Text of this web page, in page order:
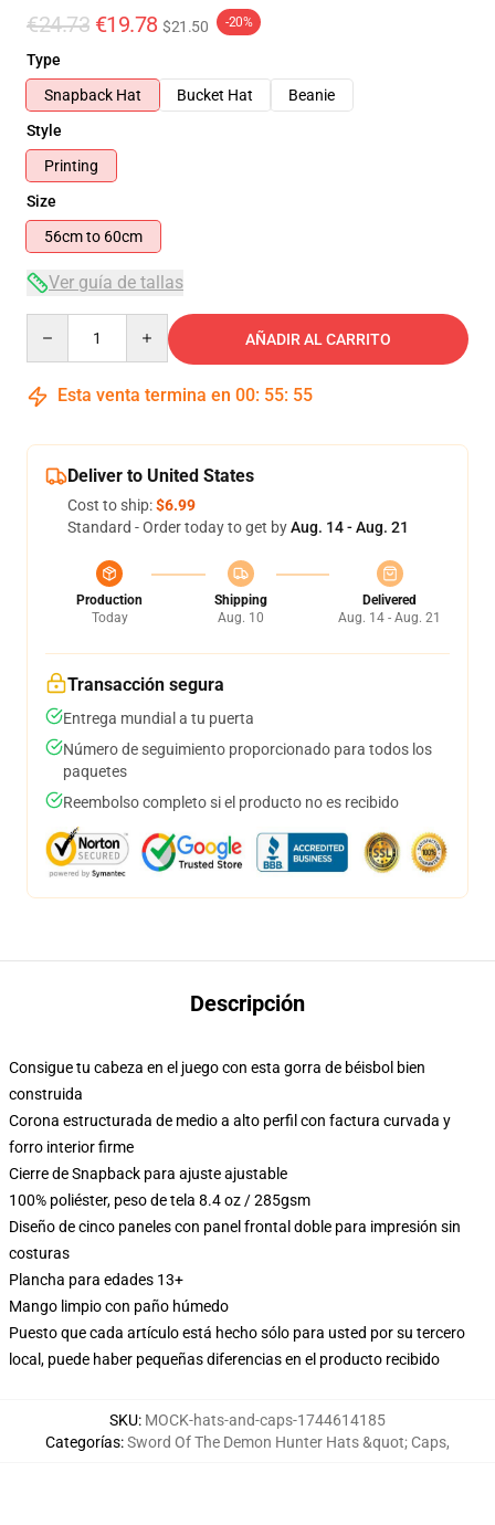
€24.73 €19.78 $21.50 -20%
Type
Snapback Hat
Bucket Hat
Beanie
Style
Printing
Size
56cm to 60cm
Ver guía de tallas
AÑADIR AL CARRITO
Esta venta termina en 00: 55: 55
Deliver to United States
Cost to ship:$6.99
Standard - Order today to get byAug. 14 - Aug. 21
Production
Today
Shipping
Aug. 10
Delivered
Aug. 14 - Aug. 21
Transacción segura
Entrega mundial a tu puerta
Número de seguimiento proporcionado para todos los
paquetes
Reembolso completo si el producto no es recibido
Descripción
Consigue tu cabeza en el juego con esta gorra de béisbol bien
construida
Corona estructurada de medio a alto perfil con factura curvada y
forro interior firme
Cierre de Snapback para ajuste ajustable
100% poliéster, peso de tela 8.4 oz / 285gsm
Diseño de cinco paneles con panel frontal doble para impresión sin
costuras
Plancha para edades 13+
Mango limpio con paño húmedo
Puesto que cada artículo está hecho sólo para usted por su tercero
local, puede haber pequeñas diferencias en el producto recibido
SKU: MOCK-hats-and-caps-1744614185
Categorías:Sword Of The Demon Hunter Hats &quot; Caps,